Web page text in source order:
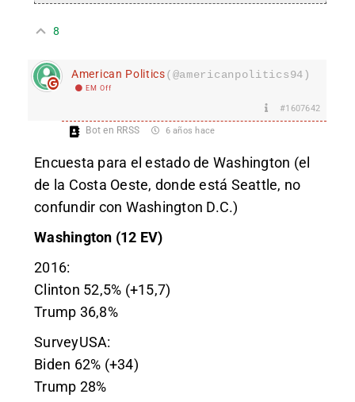
8
American Politics(@americanpolitics94)
EM Off
#1607642
Bot en RRSS 6 años hace
Encuesta para el estado de Washington (el
de la Costa Oeste, donde está Seattle, no
confundir con Washington D.C.)
Washington (12 EV)
2016:
Clinton 52,5% (+15,7)
Trump 36,8%
SurveyUSA:
Biden 62% (+34)
Trump 28%